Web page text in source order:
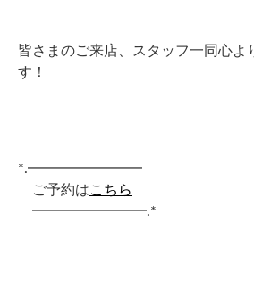
皆さまのご来店、スタッフ一同心よ
す！
*.━━━━━━━━
ご予約はこちら
━━━━━━━━.*